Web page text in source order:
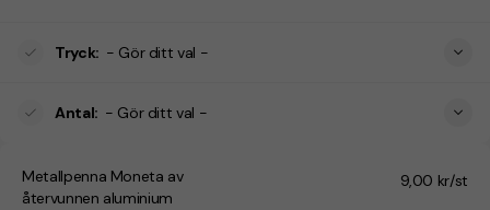
Tryck: - Gör ditt val -
Antal: - Gör ditt val -
Metallpenna Moneta av
återvunnen aluminium
9,00 kr/st